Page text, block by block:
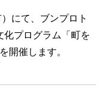
にて、ブンプロト
プログラム「町を
開催します。